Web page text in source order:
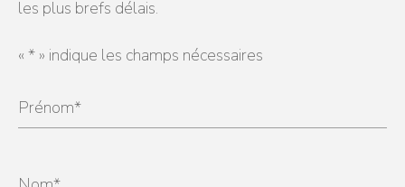
les plus brefs délais.
« * » indique les champs nécessaires